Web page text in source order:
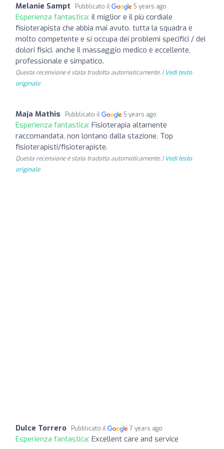
Melanie Sampt Pubblicato il 5 years ago
Esperienza fantastica: il miglior e il più cordiale
fisioterapista che abbia mai avuto. tutta la squadra è
molto competente e si occupa dei problemi specifici / dei
dolori fisici. anche il massaggio medico è eccellente,
professionale e simpatico.
Questa recensione è stata tradotta automaticamente. | Vedi testo
originale
Maja Mathis Pubblicato il 5 years ago
Esperienza fantastica: Fisioterapia altamente
raccomandata, non lontano dalla stazione. Top
fisioterapisti/fisioterapiste.
Questa recensione è stata tradotta automaticamente. | Vedi testo
originale
Dulce Torrero Pubblicato il 7 years ago
Esperienza fantastica: Excellent care and service